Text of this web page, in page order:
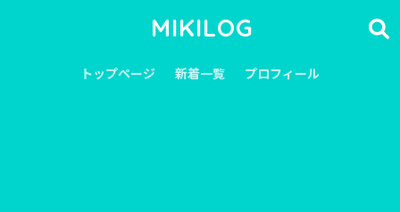
MIKILOG
トップページ 新着一覧 プロフィール